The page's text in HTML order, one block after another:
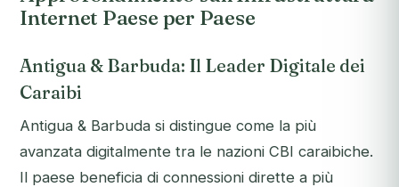
Internet Paese per Paese
Antigua & Barbuda: Il Leader Digitale dei
Caraibi
Antigua & Barbuda si distingue come la più
avanzata digitalmente tra le nazioni CBI caraibiche.
Il paese beneficia di connessioni dirette a più